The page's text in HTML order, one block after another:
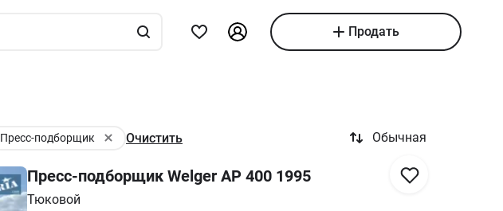
Продать
Пресс-подборщик Очистить Обычная
Пресс-подборщик Welger AP 400 1995
Тюковой